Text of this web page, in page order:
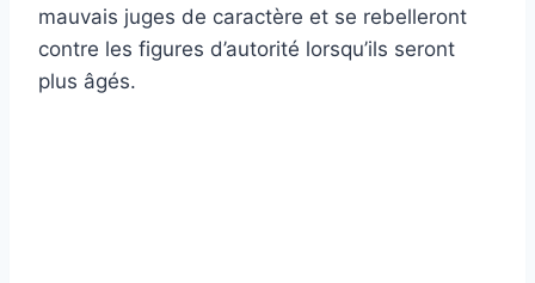
mauvais juges de caractère et se rebelleront
contre les figures d’autorité lorsqu’ils seront
plus âgés.